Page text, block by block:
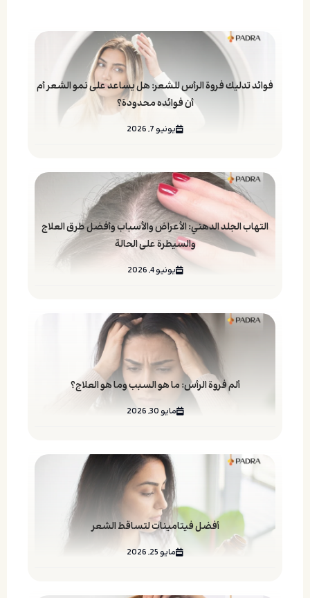
فوائد تدليك فروة الرأس للشعر: هل يساعد على نمو الشعر أم
أن فوائده محدودة؟
يونيو 7, 2026
التهاب الجلد الدهني: الأعراض والأسباب وأفضل طرق العلاج
والسيطرة على الحالة
يونيو 4, 2026
ألم فروة الرأس: ما هو السبب وما هو العلاج؟
مايو 30, 2026
أفضل فيتامينات لتساقط الشعر
مايو 25, 2026